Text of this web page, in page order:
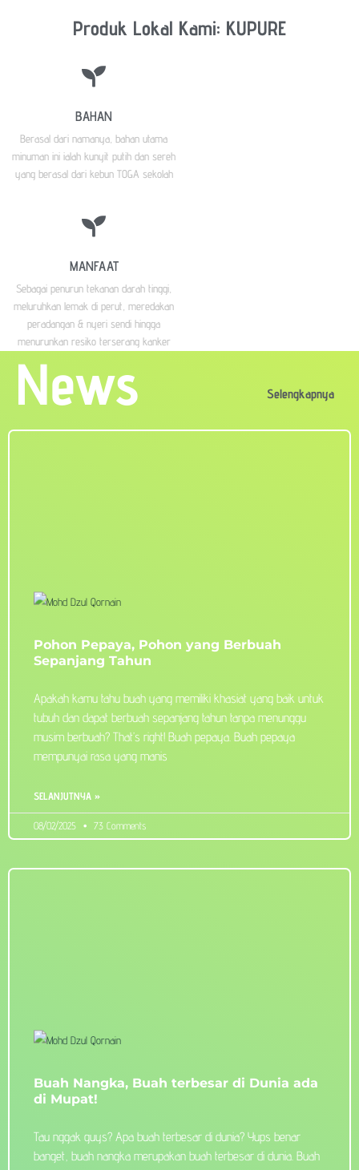
Produk Lokal Kami: KUPURE
BAHAN
Berasal dari namanya, bahan utama
minuman ini ialah kunyit putih dan sereh
yang berasal dari kebun TOGA sekolah
MANFAAT
Sebagai penurun tekanan darah tinggi,
meluruhkan lemak di perut, meredakan
peradangan & nyeri sendi hingga
menurunkan resiko terserang kanker
News Selengkapnya
Pohon Pepaya, Pohon yang Berbuah
Sepanjang Tahun
Apakah kamu tahu buah yang memiliki khasiat yang baik untuk
tubuh dan dapat berbuah sepanjang tahun tanpa menunggu
musim berbuah? That’s right! Buah pepaya. Buah pepaya
mempunyai rasa yang manis
SELANJUTNYA »
08/02/2025 73 Comments
Buah Nangka, Buah terbesar di Dunia ada
di Mupat!
Tau nggak guys? Apa buah terbesar di dunia? Yups benar
banget, buah nangka merupakan buah terbesar di dunia. Buah